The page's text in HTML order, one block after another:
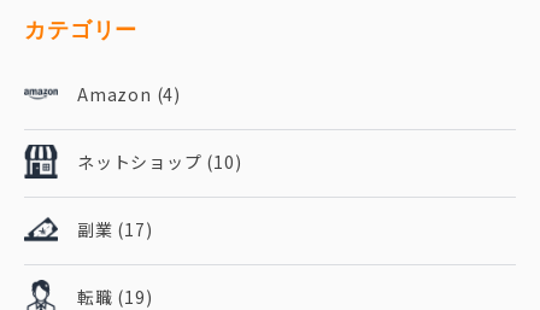
カテゴリー
Amazon (4)
ネットショップ (10)
副業 (17)
転職 (19)